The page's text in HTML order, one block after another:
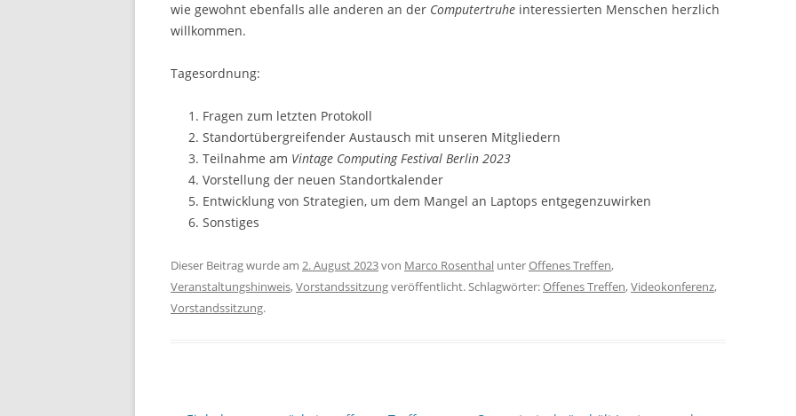
WIE KANN ICH MITGLIED
TICKETSYSTEM (NUR
wie gewohnt ebenfalls alle anderen an der Computertruhe interessierten Menschen herzlich
willkommen.
Tagesordnung:
Fragen zum letzten Protokoll
Standortübergreifender Austausch mit unseren Mitgliedern
Teilnahme am Vintage Computing Festival Berlin 2023
Vorstellung der neuen Standortkalender
Entwicklung von Strategien, um dem Mangel an Laptops entgegenzuwirken
Sonstiges
Dieser Beitrag wurde am 2. August 2023von Marco Rosenthal unterOffenes Treffen,
Veranstaltungshinweis,Vorstandssitzungveröffentlicht. Schlagwörter:Offenes Treffen,Videokonferenz,
Vorstandssitzung.